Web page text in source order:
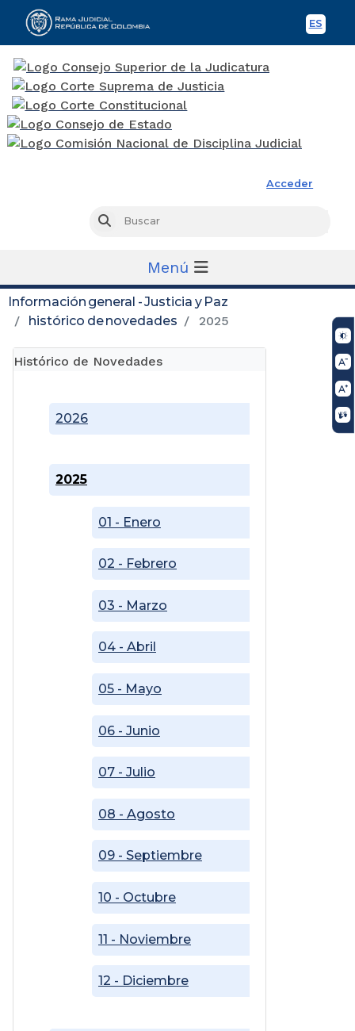
ES
Acceder
Buscar
Menú
Información general - Justicia y Paz
histórico de novedades
2025
Histórico de Novedades
2025
01 - Enero
02 - Febrero
03 - Marzo
04 - Abril
05 - Mayo
06 - Junio
07 - Julio
08 - Agosto
09 - Septiembre
10 - Octubre
11 - Noviembre
12 - Diciembre
2026